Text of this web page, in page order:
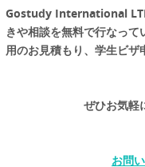
Gostudy International
きや相談を無料で行なっ
用のお見積もり、学生ビ
ぜひお気軽
お問